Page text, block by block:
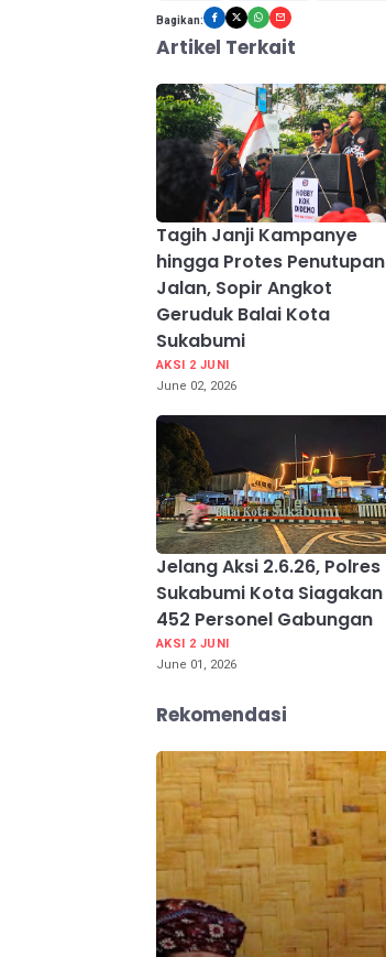
Bagikan:
Artikel Terkait
Tagih Janji Kampanye
hingga Protes Penutupan
Jalan, Sopir Angkot
Geruduk Balai Kota
Sukabumi
AKSI 2 JUNI
June 02, 2026
Jelang Aksi 2.6.26, Polres
Sukabumi Kota Siagakan
452 Personel Gabungan
AKSI 2 JUNI
June 01, 2026
Rekomendasi